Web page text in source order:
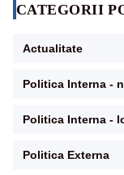
CATEGORII
Actualitate
Politica Interna -
Politica Interna -
Politica Externa